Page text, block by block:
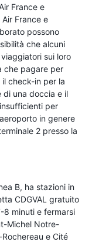
France e
France e
possono
che alcuni
sui loro
che pagare per
check-in per la
di una doccia e il
per
in genere
2 presso la
B, ha stazioni in
CDGVAL gratuito
8 minuti e fermarsi
Michel Notre-
e Cité